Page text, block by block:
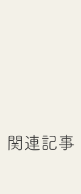
関連記事